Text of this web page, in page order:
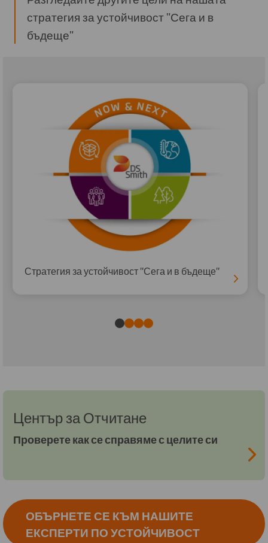
стратегия за устойчивост "Сега и в
бъдеще"
Стратегия за устойчивост "Сега и в бъдеще"
Център за Отчитане
Проверете как се справяме с целите си
ОБЪРНЕТЕ СЕ КЪМ НАШИТЕ
ЕКСПЕРТИ ПО УСТОЙЧИВОСТ